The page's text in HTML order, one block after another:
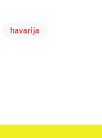
havarija